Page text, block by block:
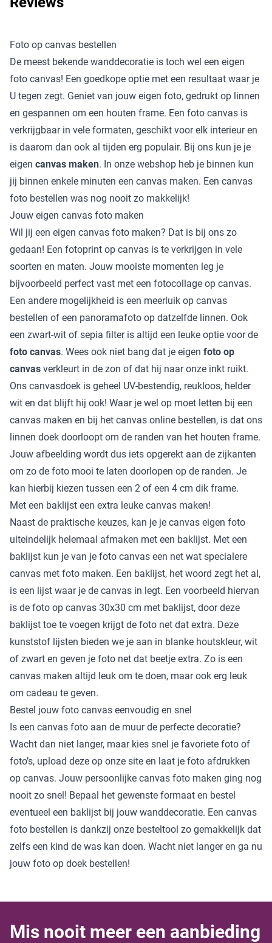
Foto op canvas bestellen
De meest bekende wanddecoratie is toch wel een eigen
foto canvas! Een goedkope optie met een resultaat waar je
U tegen zegt. Geniet van jouw eigen foto, gedrukt op linnen
en gespannen om een houten frame. Een foto canvas is
verkrijgbaar in vele formaten, geschikt voor elk interieur en
is daarom dan ook al tijden erg populair. Bij ons kun je je
eigen canvas maken. In onze webshop heb je binnen kun
jij binnen enkele minuten een canvas maken. Een canvas
foto bestellen was nog nooit zo makkelijk!
Jouw eigen canvas foto maken
Wil jij een eigen canvas foto maken? Dat is bij ons zo
gedaan! Een fotoprint op canvas is te verkrijgen in vele
soorten en maten. Jouw mooiste momenten leg je
bijvoorbeeld perfect vast met een fotocollage op canvas.
Een andere mogelijkheid is een meerluik op canvas
bestellen of een panoramafoto op datzelfde linnen. Ook
een zwart-wit of sepia filter is altijd een leuke optie voor de
foto canvas. Wees ook niet bang dat je eigen foto op
canvas verkleurt in de zon of dat hij naar onze inkt ruikt.
Ons canvasdoek is geheel UV-bestendig, reukloos, helder
wit en dat blijft hij ook! Waar je wel op moet letten bij een
canvas maken en bij het canvas online bestellen, is dat ons
linnen doek doorloopt om de randen van het houten frame.
Jouw afbeelding wordt dus iets opgerekt aan de zijkanten
om zo de foto mooi te laten doorlopen op de randen. Je
kan hierbij kiezen tussen een 2 of een 4 cm dik frame.
Met een baklijst een extra leuke canvas maken!
Naast de praktische keuzes, kan je je canvas eigen foto
uiteindelijk helemaal afmaken met een baklijst. Met een
baklijst kun je van je foto canvas een net wat specialere
canvas met foto maken. Een baklijst, het woord zegt het al,
is een lijst waar je de canvas in legt. Een voorbeeld hiervan
is de foto op canvas 30x30 cm met baklijst, door deze
baklijst toe te voegen krijgt de foto net dat extra. Deze
kunststof lijsten bieden we je aan in blanke houtskleur, wit
of zwart en geven je foto net dat beetje extra. Zo is een
canvas maken altijd leuk om te doen, maar ook erg leuk
om cadeau te geven.
Bestel jouw foto canvas eenvoudig en snel
Is een canvas foto aan de muur de perfecte decoratie?
Wacht dan niet langer, maar kies snel je favoriete foto of
foto’s, upload deze op onze site en laat je foto afdrukken
op canvas. Jouw persoonlijke canvas foto maken ging nog
nooit zo snel! Bepaal het gewenste formaat en bestel
eventueel een baklijst bij jouw wanddecoratie. Een canvas
foto bestellen is dankzij onze besteltool zo gemakkelijk dat
zelfs een kind de was kan doen. Wacht niet langer en ga nu
jouw foto op doek bestellen!
Mis nooit meer een aanbieding